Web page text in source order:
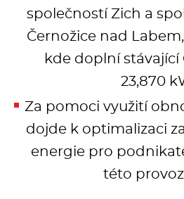
Stolní zařízení
Myčky
Multifunkce - speciály
Vařiče a výrobníky
společností Zich a
Černožice nad
kde doplní stávající
23,870
Za pomoci využití
dojde k optimalizaci
energie pro
této